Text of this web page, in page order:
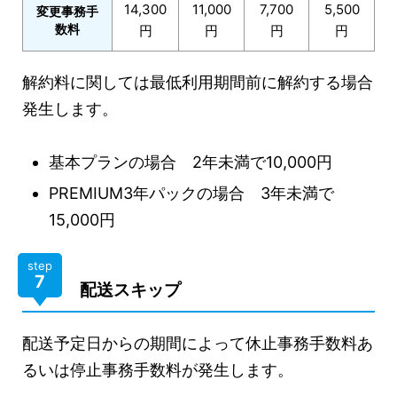
変更事務手
数料
14,300
円
11,000
円
7,700
円
5,500
円
解約料に関しては最低利用期間前に解約する場合
発生します。
基本プランの場合 2年未満で10,000円
PREMIUM3年パックの場合 3年未満で
15,000円
step
7 配送スキップ
配送予定日からの期間によって休止事務手数料あ
るいは停止事務手数料が発生します。